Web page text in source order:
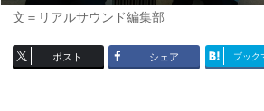
文＝リアルサウンド編集部
ポスト シェア ブック